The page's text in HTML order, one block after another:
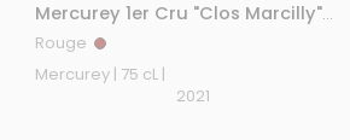
Mercurey 1er Cru "Clos Marcilly"
Monopole Rouge 2021
Rouge Rouge
Mercurey | 75 cL |
2021